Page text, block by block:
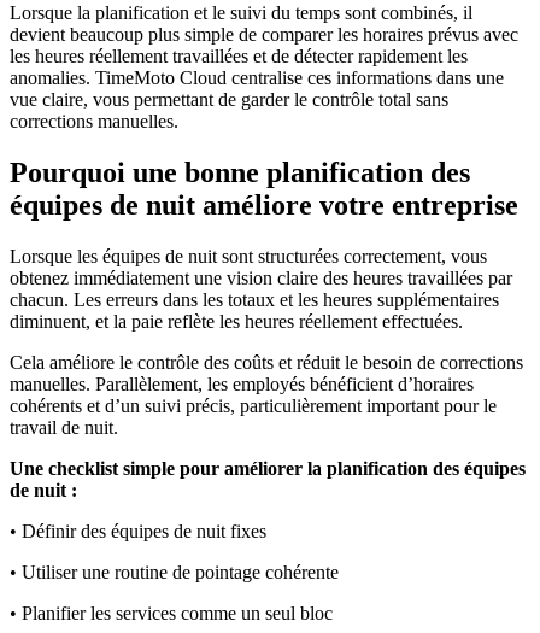
Lorsque la planification et le suivi du temps sont combinés, il
devient beaucoup plus simple de comparer les horaires prévus avec
les heures réellement travaillées et de détecter rapidement les
anomalies. TimeMoto Cloud centralise ces informations dans une
vue claire, vous permettant de garder le contrôle total sans
corrections manuelles.
Pourquoi une bonne planification des
équipes de nuit améliore votre entreprise
Lorsque les équipes de nuit sont structurées correctement, vous
obtenez immédiatement une vision claire des heures travaillées par
chacun. Les erreurs dans les totaux et les heures supplémentaires
diminuent, et la paie reflète les heures réellement effectuées.
Cela améliore le contrôle des coûts et réduit le besoin de corrections
manuelles. Parallèlement, les employés bénéficient d’horaires
cohérents et d’un suivi précis, particulièrement important pour le
travail de nuit.
Une checklist simple pour améliorer la planification des équipes
de nuit :
• Définir des équipes de nuit fixes
• Utiliser une routine de pointage cohérente
• Planifier les services comme un seul bloc